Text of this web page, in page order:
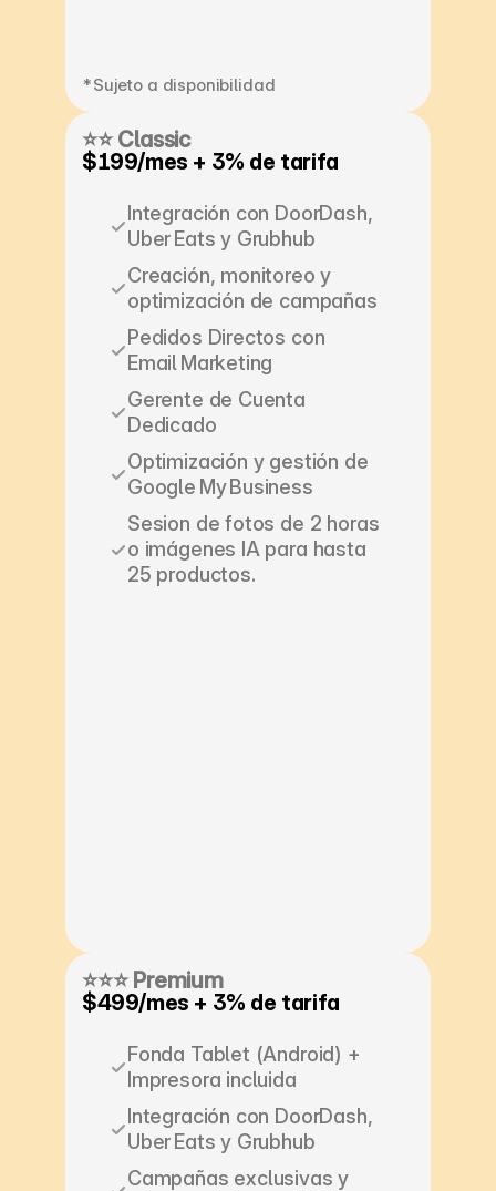
*Sujeto a disponibilidad
⭐⭐ Classic
$199/mes + 3% de tarifa
Integración con DoorDash,
Uber Eats y Grubhub
Creación, monitoreo y
optimización de campañas
Pedidos Directos con
Email Marketing
Gerente de Cuenta
Dedicado
Optimización y gestión de
Google My Business
Sesion de fotos de 2 horas
o imágenes IA para hasta
25 productos.
⭐⭐⭐ Premium
$499/mes + 3% de tarifa
Fonda Tablet (Android) +
Impresora incluida
Integración con DoorDash,
Uber Eats y Grubhub
Campañas exclusivas y